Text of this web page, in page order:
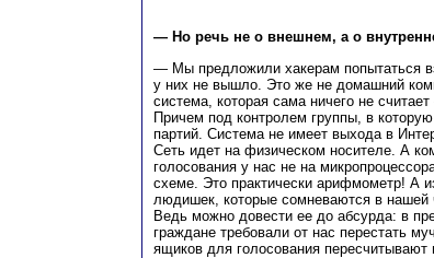
— Но речь не о внешнем, а о
— Мы предложили хакерам попытаться
у них не вышло. Это же не домашний
система, которая сама ничего не
Причем под контролем группы, в
партий. Система не имеет выхода в
Сеть идет на физическом носителе. А
голосования у нас не на
схеме. Это практически арифмометр! А
людишек, которые сомневаются в нашей
Ведь можно довести ее до абсурда: в
граждане требовали от нас перестать
ящиков для голосования